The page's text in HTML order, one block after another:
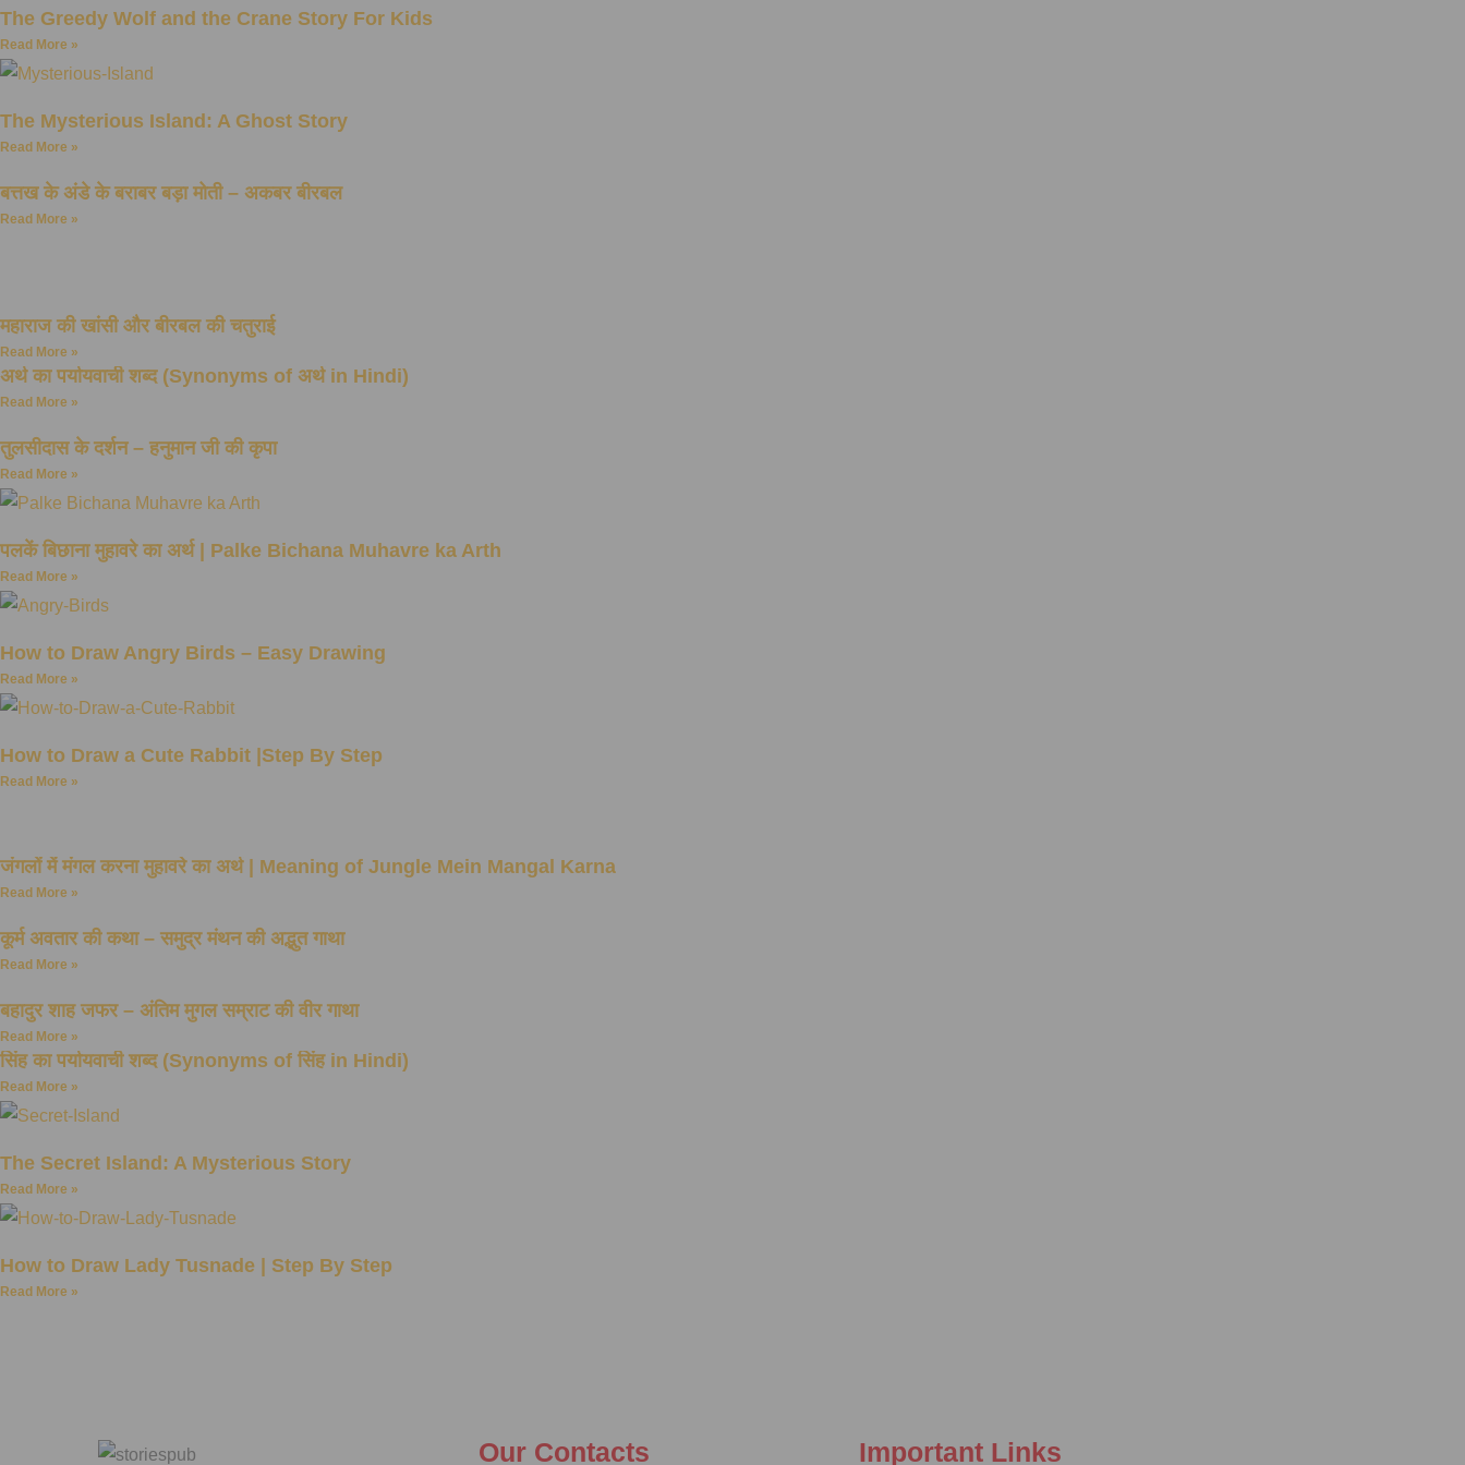
The Greedy Wolf and the Crane Story For Kids
Read More »
The Mysterious Island: A Ghost Story
Read More »
बत्तख के अंडे के बराबर बड़ा मोती – अकबर बीरबल
Read More »
महाराज की खांसी और बीरबल की चतुराई
Read More »
अर्थ का पर्यायवाची शब्द (Synonyms of अर्थ in Hindi)
Read More »
तुलसीदास के दर्शन – हनुमान जी की कृपा
Read More »
पलकें बिछाना मुहावरे का अर्थ | Palke Bichana Muhavre ka Arth
Read More »
How to Draw Angry Birds – Easy Drawing
Read More »
How to Draw a Cute Rabbit |Step By Step
Read More »
जंगलों में मंगल करना मुहावरे का अर्थ | Meaning of Jungle Mein Mangal Karna
Read More »
कूर्म अवतार की कथा – समुद्र मंथन की अद्भुत गाथा
Read More »
बहादुर शाह जफर – अंतिम मुगल सम्राट की वीर गाथा
Read More »
सिंह का पर्यायवाची शब्द (Synonyms of सिंह in Hindi)
Read More »
The Secret Island: A Mysterious Story
Read More »
How to Draw Lady Tusnade | Step By Step
Read More »
Our Contacts Important Links